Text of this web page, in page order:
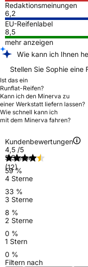
Redaktionsmeinungen
6,2
EU-Reifenlabel
8,5
mehr anzeigen
Wie kann ich Ihnen
Stellen Sie Sophie eine
Ist das ein
Runflat-Reifen?
Kann ich den Minerva zu
einer Werkstatt liefern lassen?
Wie schnell kann ich
mit dem Minerva fahren?
Kundenbewertungen
4,5 /5
(12)
5 Sterne
59 %
4 Sterne
33 %
3 Sterne
8 %
2 Sterne
0 %
1 Stern
0 %
Filtern nach